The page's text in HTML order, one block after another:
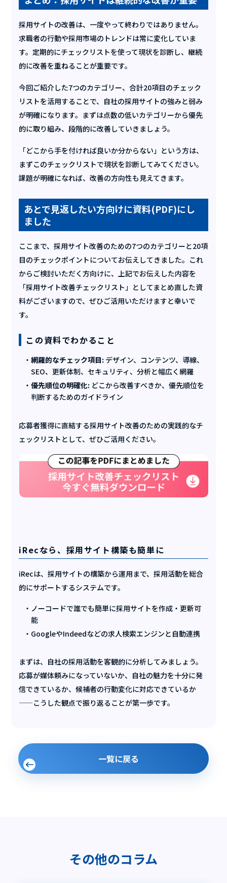
採用サイトの改善は、一度やって終わりではありません。
求職者の行動や採用市場のトレンドは常に変化していま
す。定期的にチェックリストを使って現状を診断し、継続
的に改善を重ねることが重要です。
今回ご紹介した7つのカテゴリー、合計20項目のチェック
リストを活用することで、自社の採用サイトの強みと弱み
が明確になります。まずは点数の低いカテゴリーから優先
的に取り組み、段階的に改善していきましょう。
「どこから手を付ければ良いか分からない」という方は、
まずこのチェックリストで現状を診断してみてください。
課題が明確になれば、改善の方向性も見えてきます。
あとで見返したい方向けに資料(PDF)にし
ました
ここまで、採用サイト改善のための7つのカテゴリーと20項
目のチェックポイントについてお伝えしてきました。これ
からご検討いただく方向けに、上記でお伝えした内容を
「採用サイト改善チェックリスト」としてまとめ直した資
料がございますので、ぜひご活用いただけますと幸いで
す。
この資料でわかること
網羅的なチェック項目: デザイン、コンテンツ、導線、
SEO、更新体制、セキュリティ、分析と幅広く網羅
優先順位の明確化: どこから改善すべきか、優先順位を
判断するためのガイドライン
応募者獲得に直結する採用サイト改善のための実践的なチ
ェックリストとして、ぜひご活用ください。
iRecなら、採用サイト構築も簡単に
iRecは、採用サイトの構築から運用まで、採用活動を総合
的にサポートするシステムです。
ノーコードで誰でも簡単に採用サイトを作成・更新可
能
GoogleやIndeedなどの求人検索エンジンと自動連携
まずは、自社の採用活動を客観的に分析してみましょう。
応募が媒体頼みになっていないか、自社の魅力を十分に発
信できているか、候補者の行動変化に対応できているか
——こうした観点で振り返ることが第一歩です。
一覧に戻る
その他のコラム